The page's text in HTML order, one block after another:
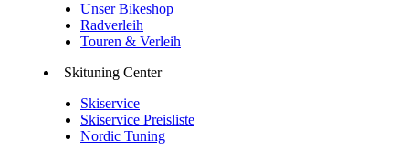
Unser Bikeshop
Radverleih
Touren & Verleih
Skituning Center
Skiservice
Skiservice Preisliste
Nordic Tuning